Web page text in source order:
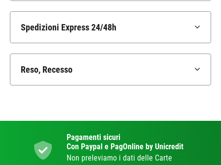
Spedizioni Express 24/48h
Reso, Recesso
Pagamenti sicuri
Con Paypal e PagOnline by Unicredit
Non preleviamo i dati delle Carte